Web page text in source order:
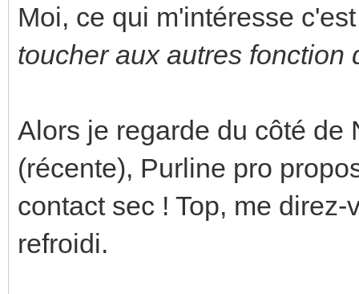
Moi, ce qui m'intéresse
toucher aux autres fonction
Alors je regarde du côté de
(récente), Purline pro
contact sec ! Top, me
refroidi.